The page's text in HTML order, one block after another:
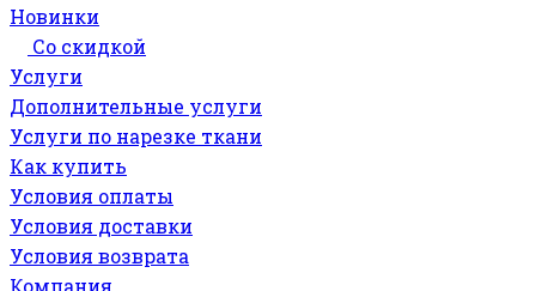
Новинки
Со скидкой
Услуги
Дополнительные услуги
Услуги по нарезке ткани
Как купить
Условия оплаты
Условия доставки
Условия возврата
Компания